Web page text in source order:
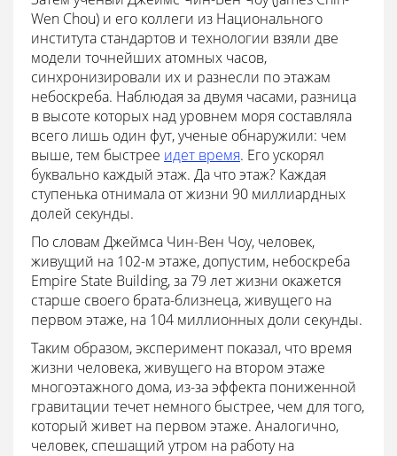
Wen Chou) и его коллеги из Национального
института стандартов и технологии взяли две
модели точнейших атомных часов,
синхронизировали их и разнесли по этажам
небоскреба. Наблюдая за двумя часами, разница
в высоте которых над уровнем моря составляла
всего лишь один фут, ученые обнаружили: чем
выше, тем быстрее идет время. Его ускорял
буквально каждый этаж. Да что этаж? Каждая
ступенька отнимала от жизни 90 миллиардных
долей секунды.
По словам Джеймса Чин-Вен Чоу, человек,
живущий на 102-м этаже, допустим, небоскреба
Empire State Building, за 79 лет жизни окажется
старше своего брата-близнеца, живущего на
первом этаже, на 104 миллионных доли секунды.
Таким образом, эксперимент показал, что время
жизни человека, живущего на втором этаже
многоэтажного дома, из-за эффекта пониженной
гравитации течет немного быстрее, чем для того,
который живет на первом этаже. Аналогично,
человек, спешащий утром на работу на